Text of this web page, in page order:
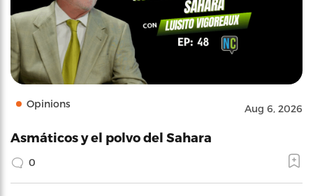
Opinions Aug 6, 2026
Asmáticos y el polvo del Sahara
0